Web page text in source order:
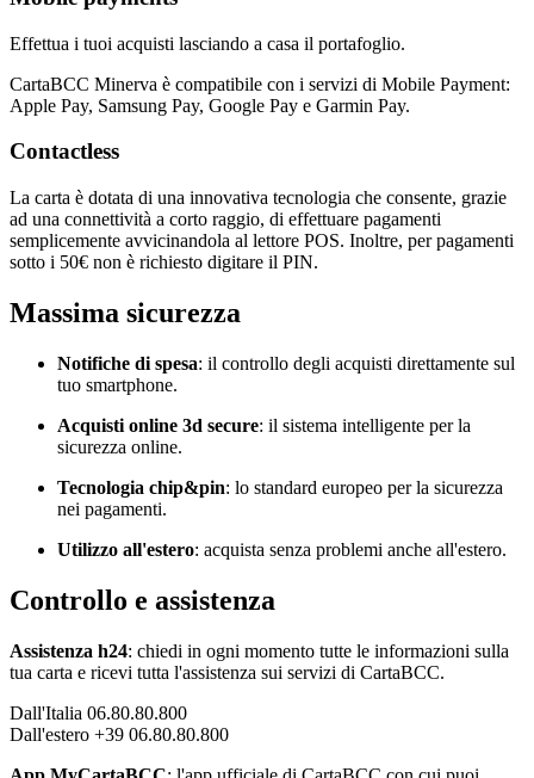
Effettua i tuoi acquisti lasciando a casa il portafoglio.
CartaBCC Minerva è compatibile con i servizi di Mobile Payment:
Apple Pay, Samsung Pay, Google Pay e Garmin Pay.
Contactless
La carta è dotata di una innovativa tecnologia che consente, grazie
ad una connettività a corto raggio, di effettuare pagamenti
semplicemente avvicinandola al lettore POS. Inoltre, per pagamenti
sotto i 50€ non è richiesto digitare il PIN.
Massima sicurezza
Notifiche di spesa: il controllo degli acquisti direttamente sul
tuo smartphone.
Acquisti online 3d secure: il sistema intelligente per la
sicurezza online.
Tecnologia chip&pin: lo standard europeo per la sicurezza
nei pagamenti.
Utilizzo all'estero: acquista senza problemi anche all'estero.
Controllo e assistenza
Assistenza h24: chiedi in ogni momento tutte le informazioni sulla
tua carta e ricevi tutta l'assistenza sui servizi di CartaBCC.
Dall'Italia 06.80.80.800
Dall'estero +39 06.80.80.800